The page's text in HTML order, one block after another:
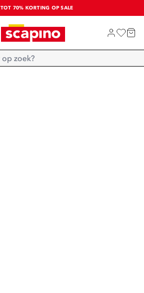
TOT 70% KORTING OP SALE
SALE: LAATSTE KANS!
SHOP NIEUW
Home